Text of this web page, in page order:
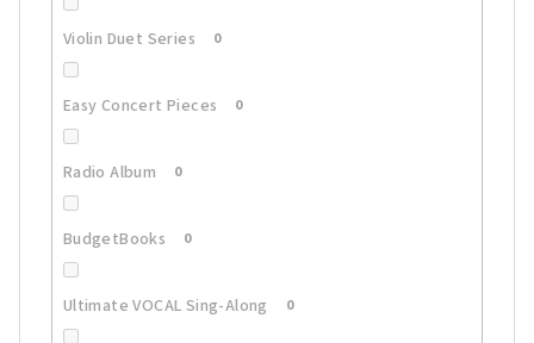
Violin Duet Series 0
Easy Concert Pieces 0
Radio Album 0
BudgetBooks 0
Ultimate VOCAL Sing-Along 0